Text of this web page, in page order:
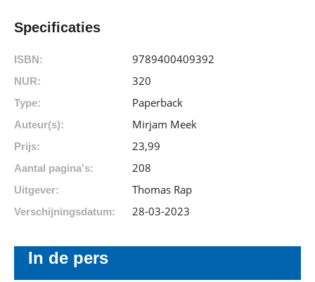
Specificaties
ISBN: 9789400409392
NUR: 320
Type: Paperback
Auteur(s): Mirjam Meek
Prijs: 23,99
Aantal pagina's: 208
Uitgever: Thomas Rap
Verschijningsdatum: 28-03-2023
In de pers